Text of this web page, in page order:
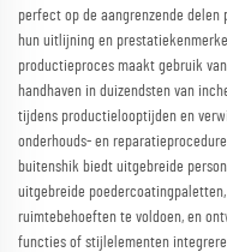
perfect op de aangrenzende
hun uitlijning en
productieproces maakt gebruik
handhaven in duizendsten van
tijdens productielooptijden en
onderhouds- en
buitenshik biedt uitgebreide
uitgebreide
ruimtebehoeften te voldoen, en
functies of stijlelementen